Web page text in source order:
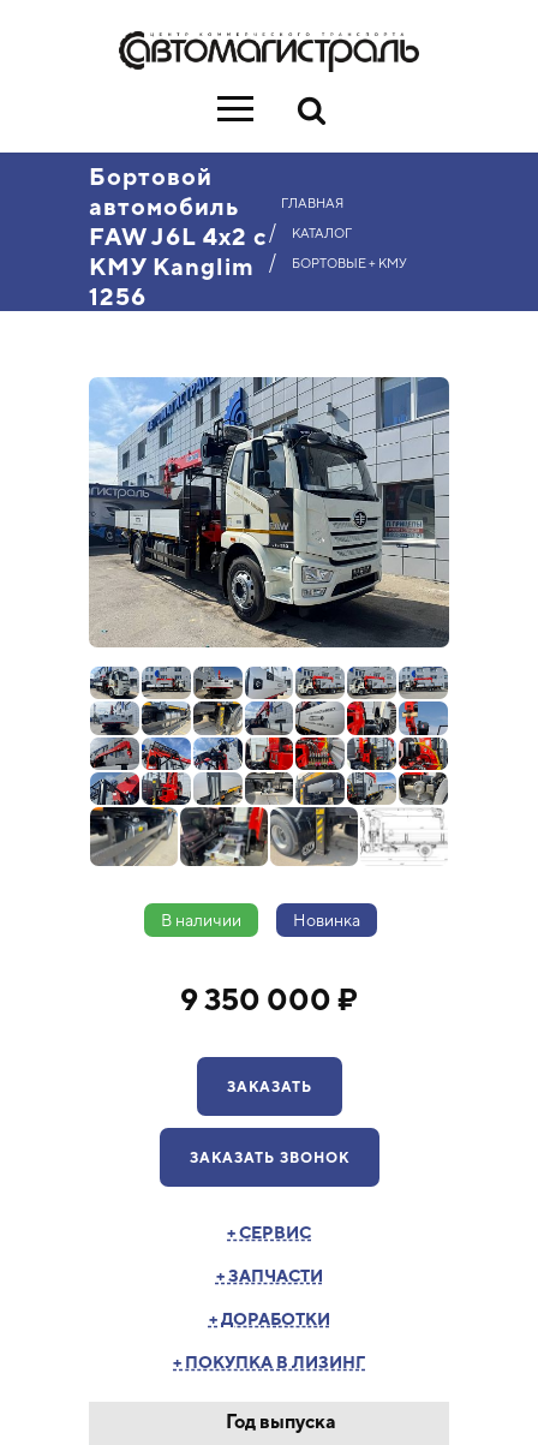
Бортовой
автомобиль
FAW J6L 4х2 с
КМУ Kanglim
1256
ГЛАВНАЯ
/ КАТАЛОГ
/ БОРТОВЫЕ + КМУ
В наличии Новинка
9 350 000 ₽
ЗАКАЗАТЬ
ЗАКАЗАТЬ ЗВОНОК
+ СЕРВИС
+ ЗАПЧАСТИ
+ ДОРАБОТКИ
+ ПОКУПКА В ЛИЗИНГ
Год выпуска